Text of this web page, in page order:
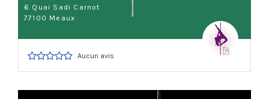
6 Quai Sadi Carnot
77100 Meaux
Aucun avis